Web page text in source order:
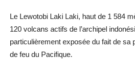
Le Lewotobi Laki Laki, haut de 1 584
120 volcans actifs de l’archipel
particulièrement exposée du fait de sa
de feu du Pacifique.